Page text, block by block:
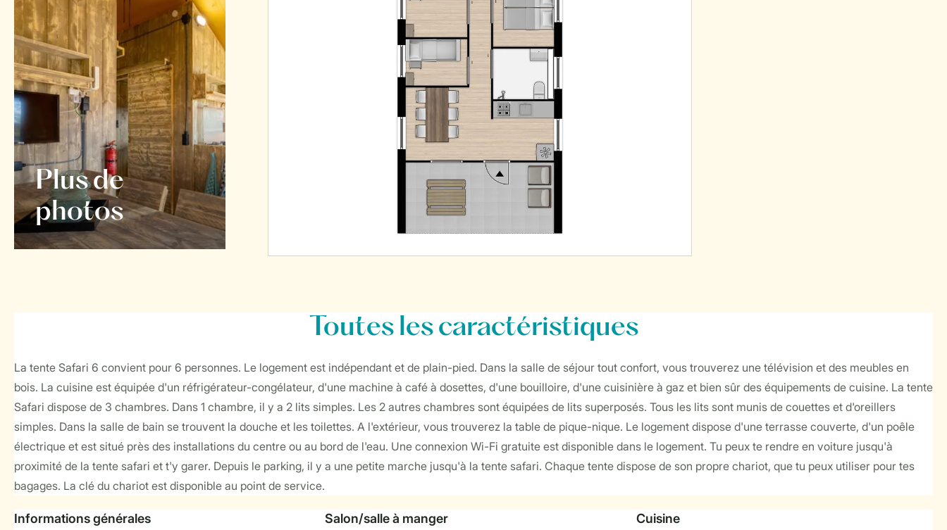
Plus de
photos
Toutesles caractéristiques
La tente Safari 6 convient pour 6 personnes. Le logement est indépendant et de plain-pied. Dans la salle de séjour tout confort, vous trouverez une télévision et des meubles en
bois. La cuisine est équipée d'un réfrigérateur-congélateur, d'une machine à café à dosettes, d'une bouilloire, d'une cuisinière à gaz et bien sûr des équipements de cuisine. La tente
Safari dispose de 3 chambres. Dans 1 chambre, il y a 2 lits simples. Les 2 autres chambres sont équipées de lits superposés. Tous les lits sont munis de couettes et d'oreillers
simples. Dans la salle de bain se trouvent la douche et les toilettes. A l'extérieur, vous trouverez la table de pique-nique. Le logement dispose d'une terrasse couverte, d'un poêle
électrique et est situé près des installations du centre ou au bord de l'eau. Une connexion Wi-Fi gratuite est disponible dans le logement. Tu peux te rendre en voiture jusqu'à
proximité de la tente safari et t'y garer. Depuis le parking, il y a une petite marche jusqu'à la tente safari. Chaque tente dispose de son propre chariot, que tu peux utiliser pour tes
bagages. La clé du chariot est disponible au point de service.
Informations générales Salon/salle à manger Cuisine